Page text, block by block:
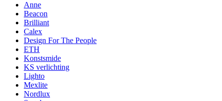
Anne
Beacon
Brilliant
Calex
Design For The People
ETH
Konstsmide
KS verlichting
Lighto
Mexlite
Nordlux